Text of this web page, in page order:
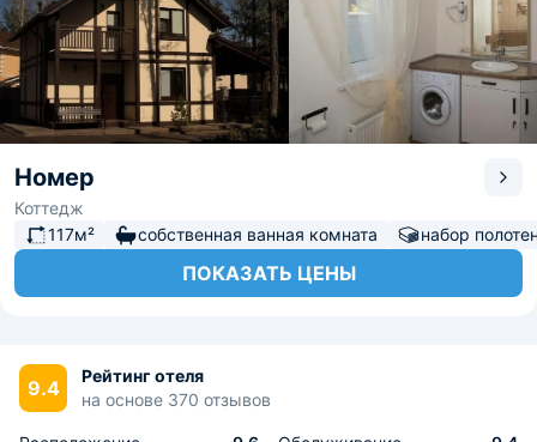
Номер
Коттедж
117м²
собственная ванная комната набор
ПОКАЗАТЬ ЦЕНЫ
9.4
Рейтинг отеля
на основе 370 отзывов